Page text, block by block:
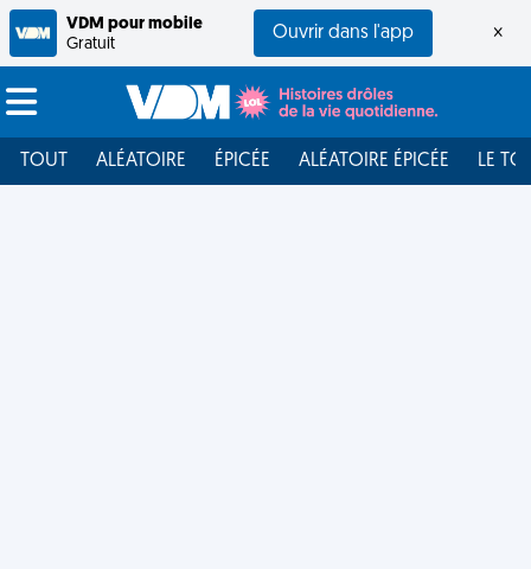
VDM pour mobile
Gratuit
Ouvrir dans l'app ×
TOUT ALÉATOIRE ÉPICÉE ALÉATOIRE ÉPICÉE LE